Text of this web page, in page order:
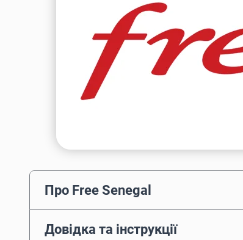
Про Free Senegal
Довідка та інструкції